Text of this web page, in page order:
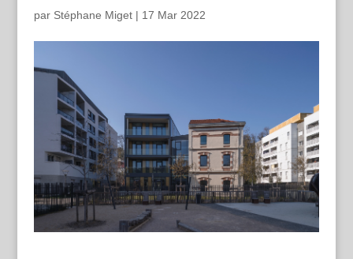
par Stéphane Miget| 17 Mar 2022